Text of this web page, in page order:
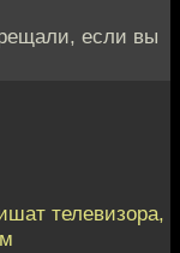
если вы
телевизора,